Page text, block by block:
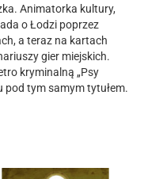
Animatorka kultury,
o Łodzi poprzez
a teraz na kartach
gier miejskich.
kryminalną „Psy
pod tym samym tytułem.